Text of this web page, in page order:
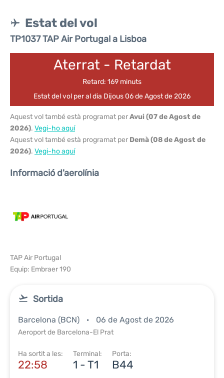
Estat del vol
TP1037 TAP Air Portugal a Lisboa
Aterrat - Retardat
Retard: 169 minuts
Estat del vol per al dia Dijous 06 de Agost de 2026
Aquest vol també està programat perAvui (07 de Agost de
2026). Vegi-ho aquí
Aquest vol també està programat per Demà (08 de Agost de
2026). Vegi-ho aquí
Informació d'aerolínia
TAP Air Portugal
Equip: Embraer 190
Sortida
Barcelona (BCN) 06 de Agost de 2026
Aeroport de Barcelona-El Prat
Ha sortit a les:
22:58
Terminal:
1 - T1
Porta:
B44